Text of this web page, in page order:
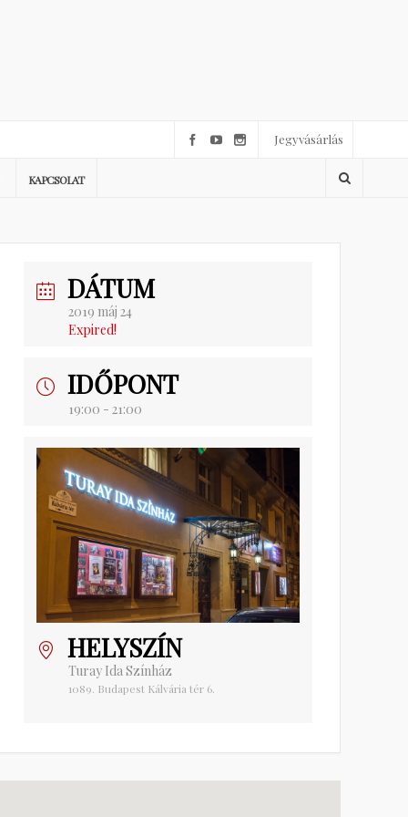
Jegyvásárlás
KAPCSOLAT
DÁTUM
2019 máj 24
Expired!
IDŐPONT
19:00 - 21:00
HELYSZÍN
Turay Ida Színház
1089. Budapest Kálvária tér 6.